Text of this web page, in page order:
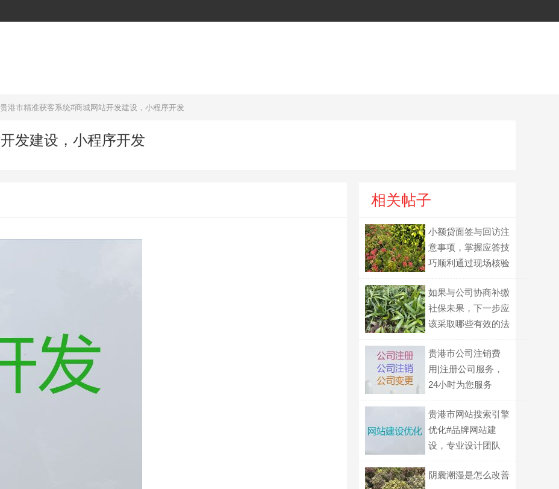
贵港市精准获客系统#商城网站开发建设，小程序开发
发建设，小程序开发
相关帖子
小额贷面签与回访注
意事项，掌握应答技
巧顺利通过现场核验
如果与公司协商补缴
社保未果，下一步应
该采取哪些有效的法
贵港市公司注销费
用|注册公司服务，
24小时为您服务
贵港市网站搜索引擎
优化#品牌网站建
设，专业设计团队
阴囊潮湿是怎么改善